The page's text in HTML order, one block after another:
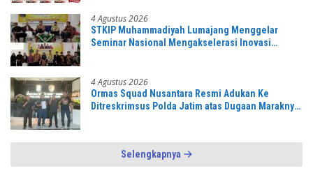
4 Agustus 2026
STKIP Muhammadiyah Lumajang Menggelar
Seminar Nasional Mengakselerasi Inovasi
4 Agustus 2026
Ormas Squad Nusantara Resmi Adukan Ke
Ditreskrimsus Polda Jatim atas Dugaan Maraknya
Selengkapnya